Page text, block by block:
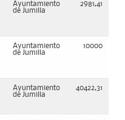
Ayuntamiento
de Jumilla
2981,41
Ayuntamiento
de Jumilla
10000
Ayuntamiento
de Jumilla
40422,31